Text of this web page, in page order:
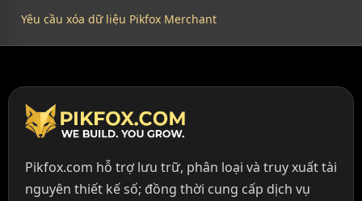
Yêu cầu xóa dữ liệu Pikfox Merchant
Pikfox.com hỗ trợ lưu trữ, phân loại và truy xuất tài
nguyên thiết kế số; đồng thời cung cấp dịch vụ